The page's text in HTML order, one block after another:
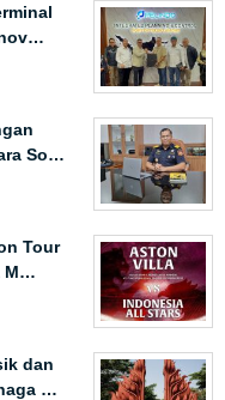
So…
Tour
M…
dan
…